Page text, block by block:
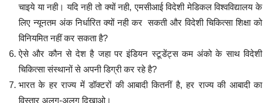
चाइये या नही। यदि नही तो क्यों नही, एमसीआई विदेशी मेडिकल विश्वविद्यालय के
लिए न्यूनतम अंक निर्धारित क्यों नही कर सकती और विदेशी चिकित्सा शिक्षा को
विनियमित नहीं कर सकता है?
ऐसे और कौन से देश है जहा पर इंडियन स्टूडेंट्स कम अंको के साथ विदेशी
चिकित्सा संस्थानों से अपनी डिग्री कर रहे है?
भारत के हर राज्य में डॉक्टरों की आबादी कितनीं है, हर राज्य की आबादी का
विस्तार अलग-अलग दिखाओ।